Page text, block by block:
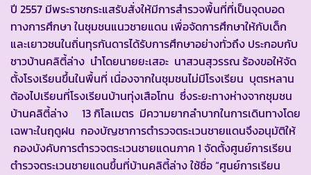
ปี 2557 มีพระราชกระแสรับสั่งให้มีการสำรวจพื้นที่ที่เป็นจุดบอด
ทางการศึกษา ในชุมชนแนวชายแดน เพื่อจัดการศึกษาให้กับเด็ก
และเยาวชนในถิ่นทุรกันดารได้รับการศึกษาอย่างทั่วถึง ประกอบกับ
ชาวบ้านคลิตี้ล่าง นำโดยนายยะเสอะ นาสวนสุวรรณ ร้องขอให้จัด
ตั้งโรงเรียนขึ้นในพื้นที่ เนื่องจากในชุมชนไม่มีโรงเรียน บุตรหลาน
ต้องไปเรียนที่โรงเรียนบ้านทุ่งเสือโทน ซึ่งระยะทางห่างจากชุมชน
บ้านคลิตี้ล่าง 13 กิโลเมตร มีความยากลำบากในการเดินทางโดย
เฉพาะในฤดูฝน กองบัญชาการตำรวจตระเวนชายแดนจึงอนุมัติให้
กองบังคับการตำรวจตระเวนชายแดนภาค 1 จัดตั้งศูนย์การเรียน
ตำรวจตระเวนชายแดนขึ้นที่บ้านคลิตี้ล่าง ใช้ชื่อ “ศูนย์การเรียน